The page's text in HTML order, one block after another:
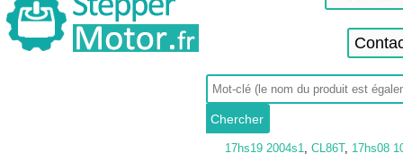
17hs19 2004s1, CL86T, 17hs08